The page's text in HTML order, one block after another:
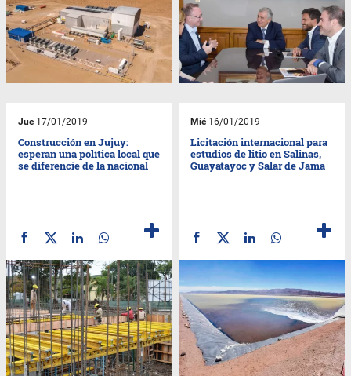
Jue17/01/2019
Construcción en Jujuy:
esperan una política local que
se diferencie de la nacional
Mié16/01/2019
Licitación internacional para
estudios de litio en Salinas,
Guayatayoc y Salar de Jama